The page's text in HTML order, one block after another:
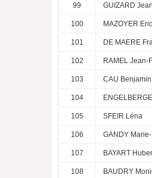
99 GUIZARD
100 MAZOYER Eric
101 DE MAERE
102 RAMEL Jean-
103 CAU Benjamin
104
105 SFEIR Léna
106 GANDY
107 BAYART
108 BAUDRY